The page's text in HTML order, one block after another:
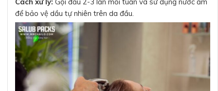
để bảo vệ dầu tự nhiên trên da đầu.